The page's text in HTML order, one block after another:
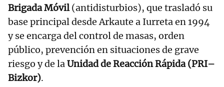
Brigada Móvil(antidisturbios), que trasladó su
base principal desde Arkaute a Iurreta en 1994
y se encarga del control de masas, orden
público, prevención en situaciones de grave
riesgo y de laUnidad de Reacción Rápida (PRI–
Bizkor).